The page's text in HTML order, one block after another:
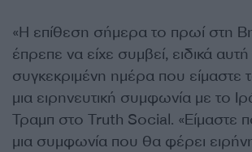
«Η επίθεση σήμερα το πρωί στη
έπρεπε να είχε συμβεί, ειδικά αυτή
συγκεκριμένη ημέρα που είμαστε
μια ειρηνευτική συμφωνία με το
Τραμπ στο Truth Social. «Είμαστε
μια συμφωνία που θα φέρει